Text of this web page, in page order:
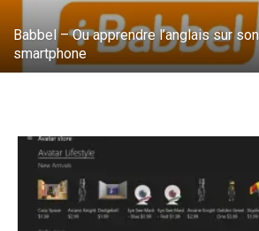
Babbel – Ou apprendre l’anglais sur son
smartphone